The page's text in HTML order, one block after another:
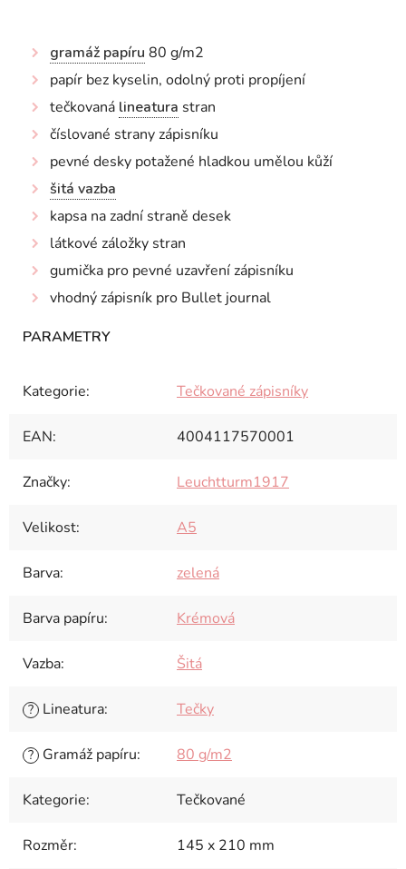
gramáž papíru 80 g/m2
papír bez kyselin, odolný proti propíjení
tečkovaná lineatura stran
číslované strany zápisníku
pevné desky potažené hladkou umělou kůží
šitá vazba
kapsa na zadní straně desek
látkové záložky stran
gumička pro pevné uzavření zápisníku
vhodný zápisník pro Bullet journal
Kategorie: Tečkované zápisníky
EAN: 4004117570001
Značky: Leuchtturm1917
Velikost: A5
Barva: zelená
Barva papíru: Krémová
Vazba: Šitá
? Lineatura: Tečky
? Gramáž papíru: 80 g/m2
Kategorie: Tečkované
Rozměr: 145 x 210 mm